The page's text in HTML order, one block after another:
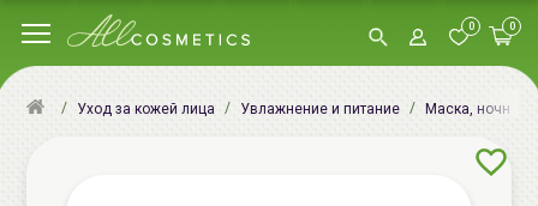
0 0
Уход за кожей лица Увлажнение и питание Маска, ночная